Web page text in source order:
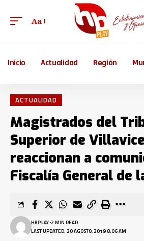
Aa
Inicio Actualidad Región
ACTUALIDAD
Magistrados del
Superior de
reaccionan a
Fiscalía General de
LAST UPDATED: 20 AGOSTO, 2019 8:06 AM
HBPLAY 2 MIN READ